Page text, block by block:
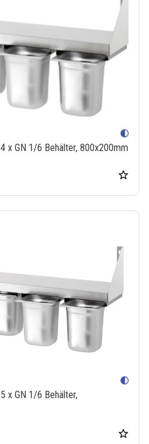
contrast
x GN 1/6 Behälter, 800x200mm
contrast
x GN 1/6 Behälter,